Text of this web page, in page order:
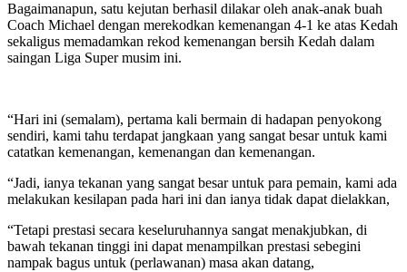
Bagaimanapun, satu kejutan berhasil dilakar oleh anak-anak buah
Coach Michael dengan merekodkan kemenangan 4-1 ke atas Kedah
sekaligus memadamkan rekod kemenangan bersih Kedah dalam
saingan Liga Super musim ini.
“Hari ini (semalam), pertama kali bermain di hadapan penyokong
sendiri, kami tahu terdapat jangkaan yang sangat besar untuk kami
catatkan kemenangan, kemenangan dan kemenangan.
“Jadi, ianya tekanan yang sangat besar untuk para pemain, kami ada
melakukan kesilapan pada hari ini dan ianya tidak dapat dielakkan,
“Tetapi prestasi secara keseluruhannya sangat menakjubkan, di
bawah tekanan tinggi ini dapat menampilkan prestasi sebegini
nampak bagus untuk (perlawanan) masa akan datang,